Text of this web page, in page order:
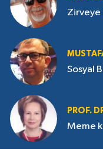
Zirveye
Sosyal
PROF.
Meme